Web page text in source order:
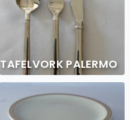
TAFELVORK PALERMO